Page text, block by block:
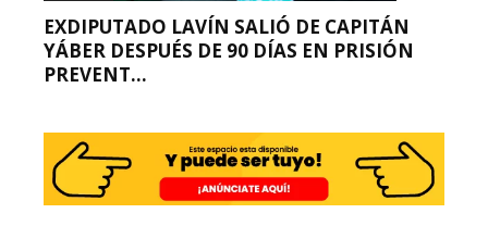
EXDIPUTADO LAVÍN SALIÓ DE CAPITÁN
YÁBER DESPUÉS DE 90 DÍAS EN PRISIÓN
PREVENT...